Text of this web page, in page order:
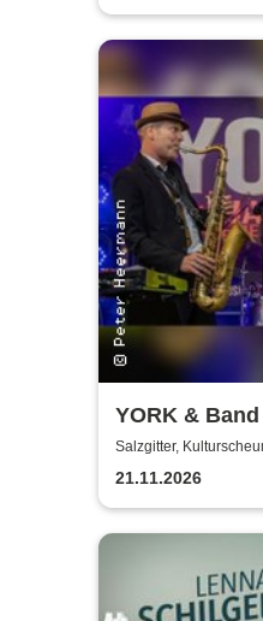
YORK &
Salzgitter,
21.11.2026